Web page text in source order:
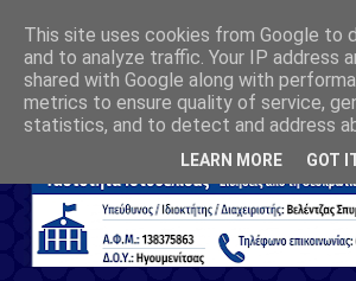
This site uses cookies from Google to
and to analyze traffic. Your IP address
shared with Google along with
metrics to ensure quality of service,
statistics, and to detect and address
LEARN MORE GOT